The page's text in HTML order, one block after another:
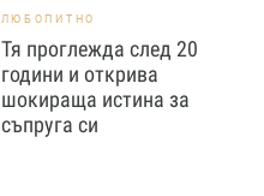
ЛЮБОПИТНО
Тя проглежда след 20
години и открива
шокираща истина за
съпруга си